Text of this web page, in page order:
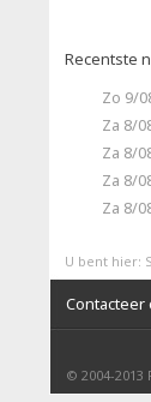
Recentste
Zo 9/
Za 8/
Za 8/
Za 8/
Za 8/
U bent hier:
Contacteer
© 2004-2013